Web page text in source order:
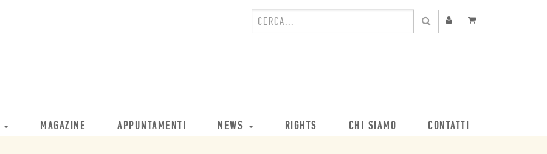
MAGAZINE APPUNTAMENTI NEWS RIGHTS CHI SIAMO CONTATTI